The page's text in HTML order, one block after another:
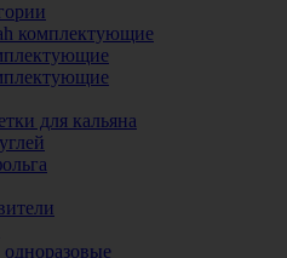
комплектующие
для кальяна